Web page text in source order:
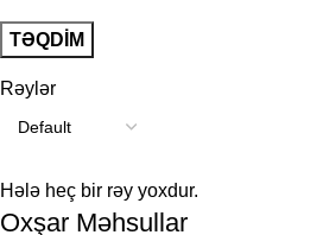
Rəylər
Hələ heç bir rəy yoxdur.
Oxşar Məhsullar